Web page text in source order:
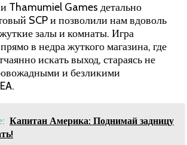
Thamumiel Games детально
SCP и позволили нам вдоволь
залы и комнаты. Игра
в недра жуткого магазина, где
искать выход, стараясь не
и безликими
Капитан Америка: Поднимай задницу